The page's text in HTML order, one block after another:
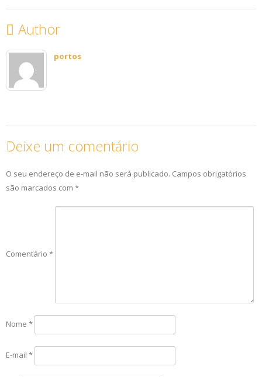
Author
portos
Deixe um comentário
O seu endereço de e-mail não será publicado. Campos obrigatórios
são marcados com *
Comentário *
Nome *
E-mail *